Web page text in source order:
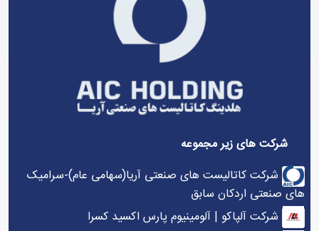
شرکت های زیر مجموعه
شرکت کاتالیست های صنعتی آریا(سهامی عام)-سرامیک
های صنعتی اردکان سابق
شرکت آلپاکو | آلومینیوم پارس اکسید کسرا